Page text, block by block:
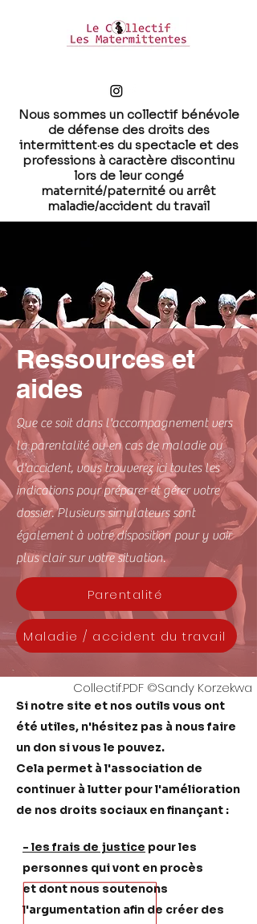
Nous sommes un collectif bénévole
de défense des droits des
intermittent·es du spectacle et des
professions à caractère discontinu
lors de leur congé
maternité/paternité ou arrêt
maladie/accident du travail
Ressources et
aides
Que ce soit dans l'accompagnement vers
la parentalité ou en cas de maladie ou
d'accident, vous trouverez ici toutes les
indications pour préparer et gérer votre
dossier. Plusieurs simulateurs sont
également à votre disposition pour y voir
plus clair sur votre situation.
Parentalité
Maladie / accident du travail
Collectif.PDF ©Sandy Korzekwa
Si notre site et nos outils vous ont
été utiles, n'hésitez pas à nous faire
un don si vous le pouvez.
Cela permet à l'association de
continuer à lutter pour l'amélioration
de nos droits sociaux en finançant :
- les frais de justice pour les
personnes qui vont en procès
et dont nous soutenons
l'argumentation afin de créer des